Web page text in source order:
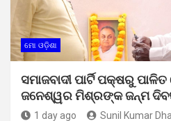
ମୋ ଓଡ଼ିଶା
ସମାଜବାଦୀ ପାର୍ଟି ପକ୍ଷରୁ
ଜନେଶ୍ୱର ମିଶ୍ରଙ୍କ ଜନ୍ମ
1 day ago Sunil Kumar